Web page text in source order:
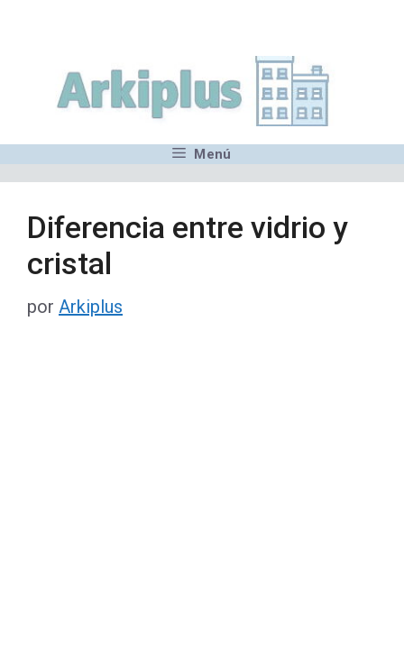
contenido
Menú
Diferencia entre vidrio y
cristal
por Arkiplus